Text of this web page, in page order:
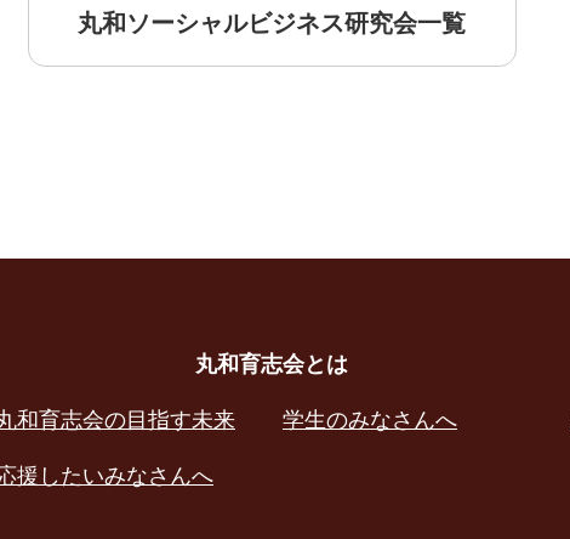
丸和ソーシャルビジネス研究会一覧
丸和育志会とは
和育志会の目指す未来
学生のみなさんへ
援したいみなさんへ